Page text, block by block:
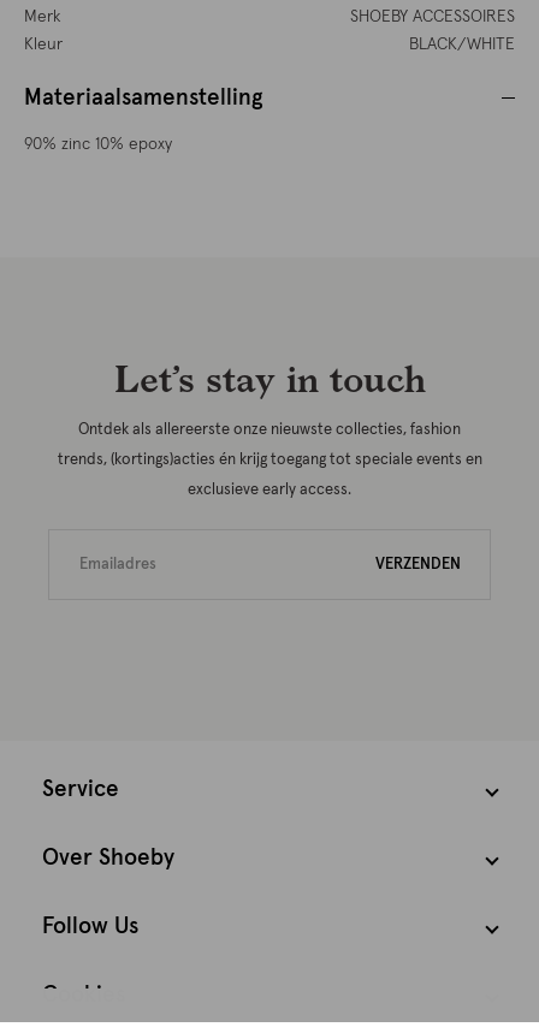
Merk
SHOEBY ACCESSOIRES
Kleur
BLACK/WHITE
Materiaalsamenstelling
90% zinc 10% epoxy
Let’s stay in touch
Ontdek als allereerste onze nieuwste collecties, fashion
trends, (kortings)acties én krijg toegang tot speciale events en
exclusieve early access.
VERZENDEN
Service
Over Shoeby
Follow Us
Cookies